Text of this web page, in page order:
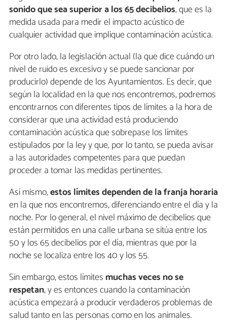
sonido que sea superior a los 65 decibelios, que es la
medida usada para medir el impacto acústico de
cualquier actividad que implique contaminación acústica.
Por otro lado, la legislación actual (la que dice cuándo un
nivel de ruido es excesivo y se puede sancionar por
producirlo) depende de los Ayuntamientos. Es decir, que
según la localidad en la que nos encontremos, podremos
encontrarnos con diferentes tipos de límites a la hora de
considerar que una actividad está produciendo
contaminación acústica que sobrepase los límites
estipulados por la ley y que, por lo tanto, se pueda avisar
a las autoridades competentes para que puedan
proceder a tomar las medidas pertinentes.
Así mismo,estos límites dependen de la franja horaria
en la que nos encontremos, diferenciando entre el día y la
noche. Por lo general, el nivel máximo de decibelios que
están permitidos en una calle urbana se sitúa entre los
50 y los 65 decibelios por el día, mientras que por la
noche se localiza entre los 40 y los 55.
Sin embargo, estos límites muchas veces no se
respetan, y es entonces cuando la contaminación
acústica empezará a producir verdaderos problemas de
salud tanto en las personas como en los animales.